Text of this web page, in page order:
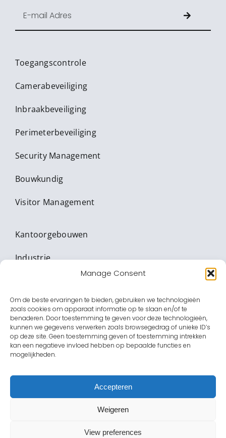
Manage Consent
Om de beste ervaringen te bieden, gebruiken we technologieën
zoals cookies om apparaat informatie op te slaan en/of te
benaderen. Door toestemming te geven voor deze technologieën,
kunnen we gegevens verwerken zoals browsegedrag of unieke ID’s
op deze site. Geen toestemming geven of toestemming intrekken
kan een negatieve invloed hebben op bepaalde functies en
mogelijkheden.
Accepteren
Weigeren
View preferences
Toegangscontrole
Camerabeveiliging
Inbraakbeveiliging
Perimeterbeveiliging
Security Management
Bouwkundig
Visitor Management
Kantoorgebouwen
Industrie
Banken & Waardetransport
Onderwijs
Zorginstellingen
Amusement
Overheid